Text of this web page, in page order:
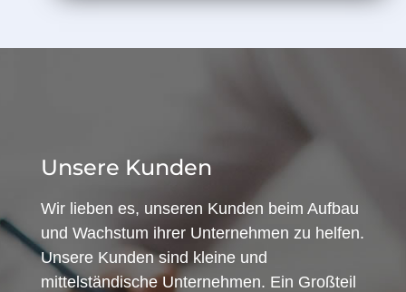
Unsere Kunden
Wir lieben es, unseren Kunden beim Aufbau
und Wachstum ihrer Unternehmen zu helfen.
Unsere Kunden sind kleine und
mittelständische Unternehmen. Ein Großteil